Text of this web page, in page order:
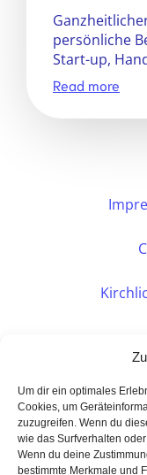
Um dir ein optimales
Cookies, um
zuzugreifen. Wenn du
wie das Surfverhalten
Wenn du deine
bestimmte Merkmale und
persönliche
Start-up,
Read more